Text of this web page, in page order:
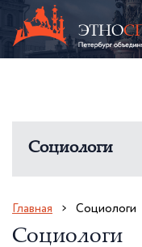
Социологи
Главная Социологи
Социологи